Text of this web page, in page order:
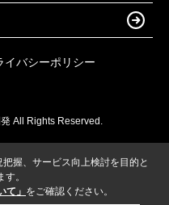
イバシーポリシー
All Rights Reserved.
握、サービス向上検討を目的と
。
て」 をご確認ください。